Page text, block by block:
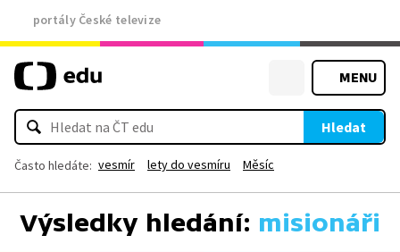
portály České televize
MENU
Hledat
Často hledáte: vesmír lety do vesmíru Měsíc
Výsledky hledání: misionáři